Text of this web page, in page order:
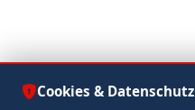
Cookies & Datenschutz